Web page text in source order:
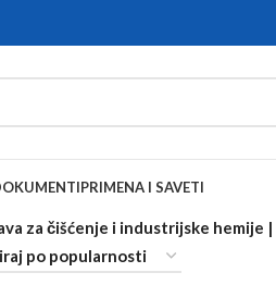
PRIMENA I SAVETI
za čišćenje i industrijske hemije |